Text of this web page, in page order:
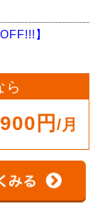
】
ら
円 /月